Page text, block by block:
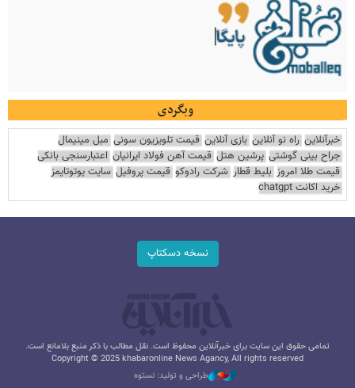
وبگردی
خبرآنلاین راه نو آنلاین بازی آنلاین قیمت تلویزیون سونی مبل مینیمال
جراح بینی گوشتی پرشین هتل قیمت آهن فولاد ایرانیان اعتبارسنجی بانکی
قیمت طلا امروز بلیط قطار شرکت رادوکو قیمت پروفیل سایت یوتوتایمز
خرید اکانت chatgpt
نسخه دسکتاپ
تمامی حقوق این سایت برای خبرآنلاین محفوظ است. نقل مطالب با ذکر منبع بلامانع است.
Copyright © 2025 khabaronline News Agancy, All rights reserved
طراحی و تولید: نستوه